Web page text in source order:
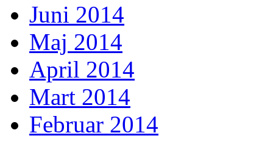
Juni 2014
Maj 2014
April 2014
Mart 2014
Februar 2014